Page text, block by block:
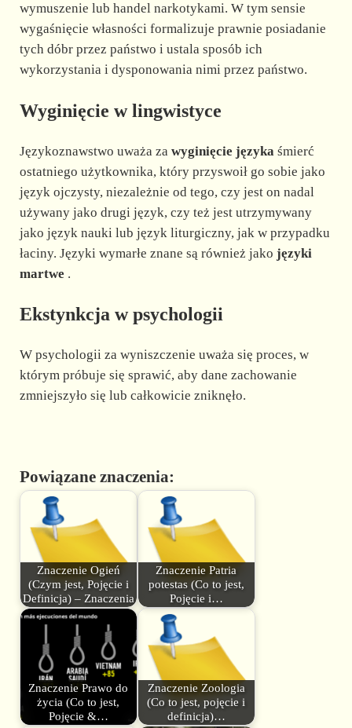
wymuszenie lub handel narkotykami. W tym sensie
wygaśnięcie własności formalizuje prawnie posiadanie
tych dóbr przez państwo i ustala sposób ich
wykorzystania i dysponowania nimi przez państwo.
Wyginięcie w lingwistyce
Językoznawstwo uważa za wyginięcie języka śmierć
ostatniego użytkownika, który przyswoił go sobie jako
język ojczysty, niezależnie od tego, czy jest on nadal
używany jako drugi język, czy też jest utrzymywany
jako język nauki lub język liturgiczny, jak w przypadku
łaciny. Języki wymarłe znane są również jako języki
martwe .
Ekstynkcja w psychologii
W psychologii za wyniszczenie uważa się proces, w
którym próbuje się sprawić, aby dane zachowanie
zmniejszyło się lub całkowicie zniknęło.
Powiązane znaczenia:
Znaczenie Ogień
(Czym jest, Pojęcie i
Definicja) – Znaczenia
Znaczenie Patria
potestas (Co to jest,
Pojęcie i…
Znaczenie Prawo do
życia (Co to jest,
Pojęcie &…
Znaczenie Zoologia
(Co to jest, pojęcie i
definicja)…